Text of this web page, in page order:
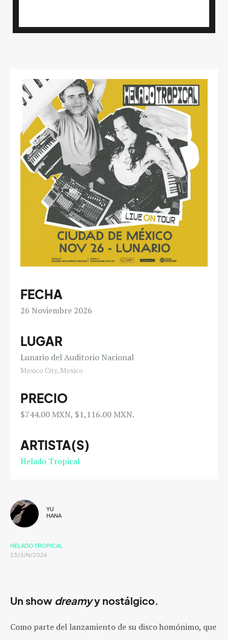
FECHA
26 Noviembre 2026
LUGAR
Lunario del Auditorio Nacional
Mexico City, Mexico
PRECIO
$744.00 MXN, $1,116.00 MXN.
ARTISTA(S)
Helado Tropical
YU
HANA
HELADO TROPICAL
23/JUN/2026
Un show dreamyy nostálgico.
Como parte del lanzamiento de su disco homónimo, que